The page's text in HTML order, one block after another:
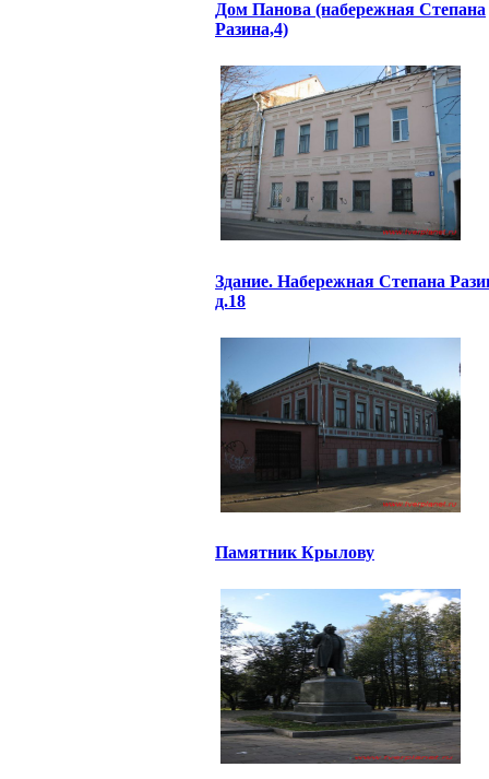
Дом Панова (набережная Степана
Разина,4)
Здание. Набережная Степана
д.18
Памятник Крылову